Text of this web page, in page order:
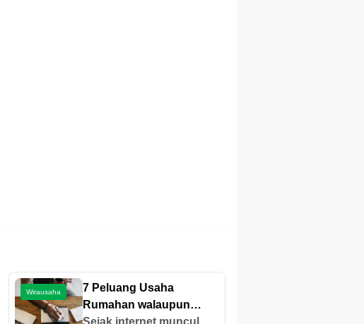
Wirausaha
7 Peluang Usaha
Rumahan walaupun
Modal di Bawah 10 Juta
Sejak internet muncul